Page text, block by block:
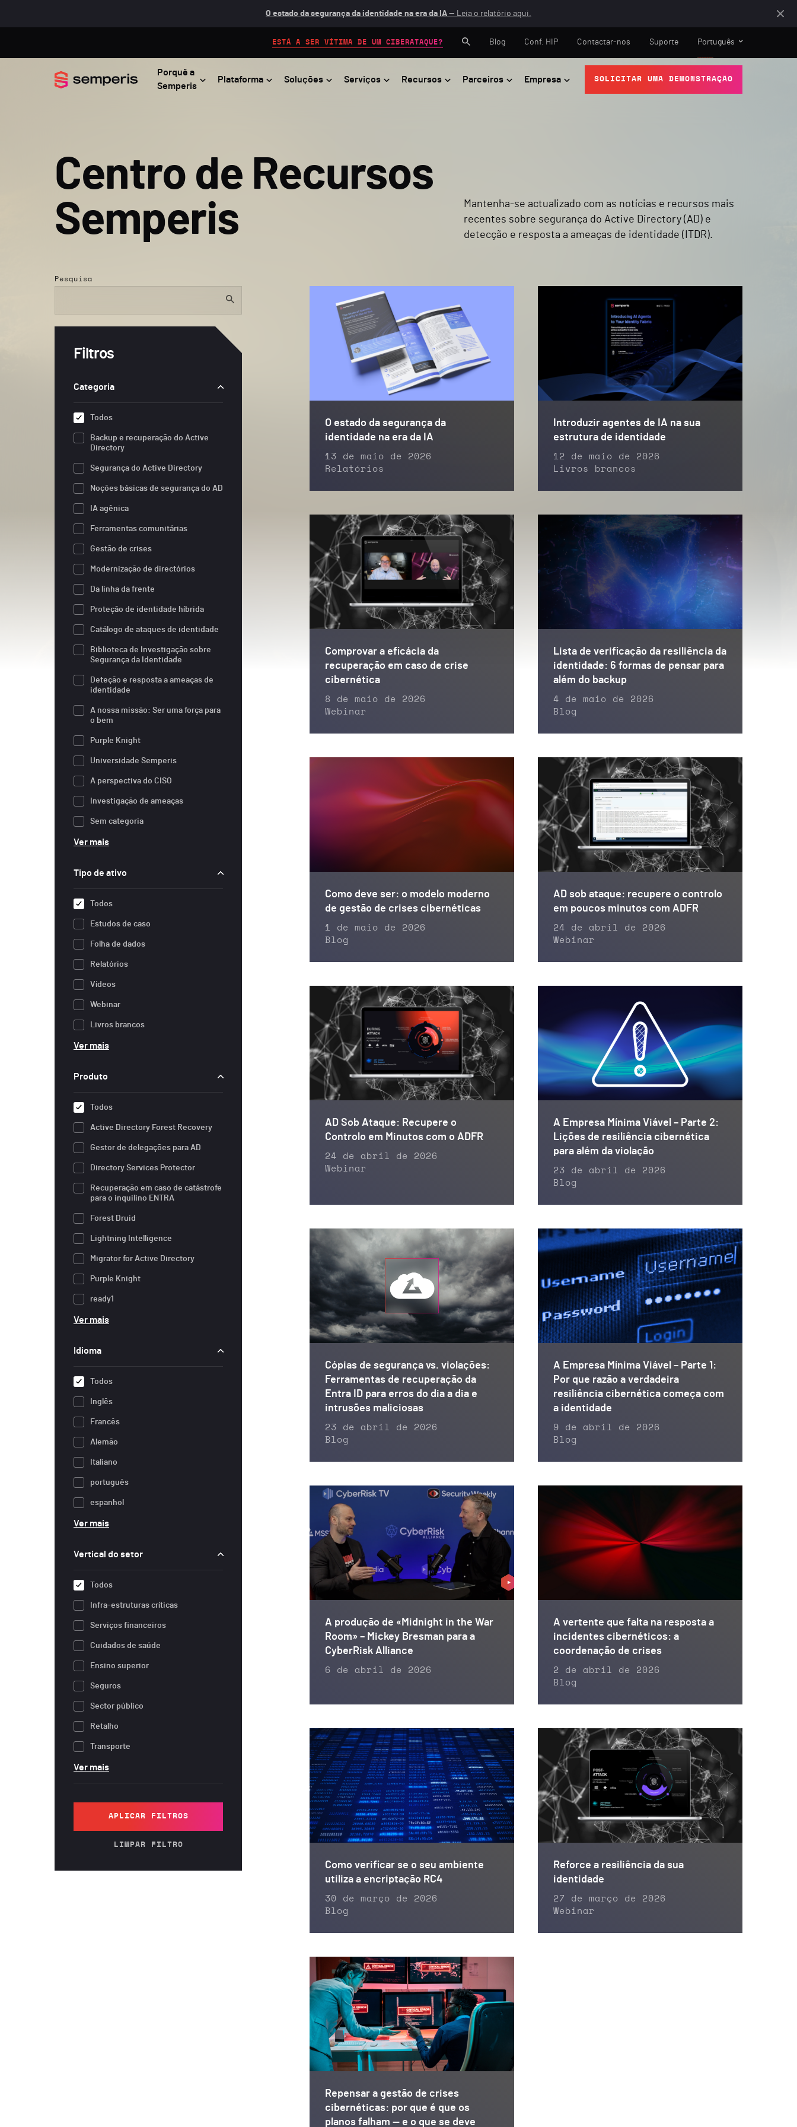
O estado da segurança da identidade na era da IA — Leia o relatório aqui.
Porquê a
Semperis
Plataforma Soluções Serviços Recursos Parceiros Empresa SOLICITAR UMA DEMONSTRAÇÃO
ESTÁ A SER VÍTIMA DE UM CIBERATAQUE? Blog Conf. HIP Contactar-nos Suporte Português
Centro de Recursos
Semperis
Mantenha-se actualizado com as notícias e recursos mais
recentes sobre segurança do Active Directory (AD) e
detecção e resposta a ameaças de identidade (ITDR).
Pesquisa
Filtros
Categoria
Todos
Backup e recuperação do Active
Directory
Segurança do Active Directory
Noções básicas de segurança do AD
IA agênica
Ferramentas comunitárias
Gestão de crises
Modernização de directórios
Da linha da frente
Proteção de identidade híbrida
Catálogo de ataques de identidade
Biblioteca de Investigação sobre
Segurança da Identidade
Deteção e resposta a ameaças de
identidade
A nossa missão: Ser uma força para
o bem
Purple Knight
Universidade Semperis
A perspectiva do CISO
Investigação de ameaças
Sem categoria
Ver mais
Tipo de ativo
Todos
Estudos de caso
Folha de dados
Relatórios
Vídeos
Webinar
Livros brancos
Ver mais
Produto
Todos
Active Directory Forest Recovery
Gestor de delegações para AD
Directory Services Protector
Recuperação em caso de catástrofe
para o inquilino ENTRA
Forest Druid
Lightning Intelligence
Migrator for Active Directory
Purple Knight
ready1
Ver mais
Idioma
Todos
Inglês
Francês
Alemão
Italiano
português
espanhol
Ver mais
Vertical do setor
Todos
Infra-estruturas críticas
Serviços financeiros
Cuidados de saúde
Ensino superior
Seguros
Sector público
Retalho
Transporte
Ver mais
APLICAR FILTROS
O estado da segurança da
identidade na era da IA
13 de maio de 2026
Relatórios
Introduzir agentes de IA na sua
estrutura de identidade
12 de maio de 2026
Livros brancos
Comprovar a eficácia da
recuperação em caso de crise
cibernética
8 de maio de 2026
Webinar
Lista de verificação da resiliência da
identidade: 6 formas de pensar para
além do backup
4 de maio de 2026
Blog
Como deve ser: o modelo moderno
de gestão de crises cibernéticas
1 de maio de 2026
Blog
AD sob ataque: recupere o controlo
em poucos minutos com ADFR
24 de abril de 2026
Webinar
AD Sob Ataque: Recupere o
Controlo em Minutos com o ADFR
24 de abril de 2026
Webinar
A Empresa Mínima Viável – Parte 2:
Lições de resiliência cibernética
para além da violação
23 de abril de 2026
Blog
Cópias de segurança vs. violações:
Ferramentas de recuperação da
Entra ID para erros do dia a dia e
intrusões maliciosas
23 de abril de 2026
Blog
A Empresa Mínima Viável – Parte 1:
Por que razão a verdadeira
resiliência cibernética começa com
a identidade
9 de abril de 2026
Blog
A produção de «Midnight in the War
Room» – Mickey Bresman para a
CyberRisk Alliance
6 de abril de 2026
A vertente que falta na resposta a
incidentes cibernéticos: a
coordenação de crises
2 de abril de 2026
Blog
Como verificar se o seu ambiente
utiliza a encriptação RC4
30 de março de 2026
Blog
Reforce a resiliência da sua
identidade
27 de março de 2026
Webinar
Repensar a gestão de crises
cibernéticas: por que é que os
planos falham — e o que se deve